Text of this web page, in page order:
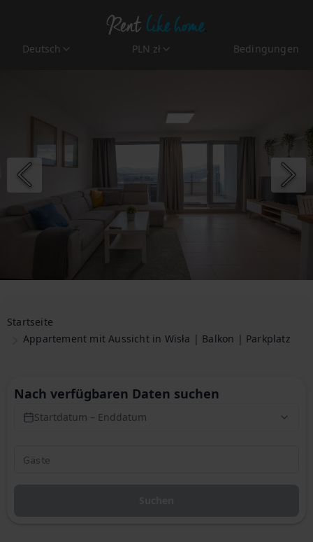
Deutsch PLN zł Bedingungen
Startseite
Appartement mit Aussicht in Wisła | Balkon | Parkplatz
Nach verfügbaren Daten suchen
Startdatum – Enddatum